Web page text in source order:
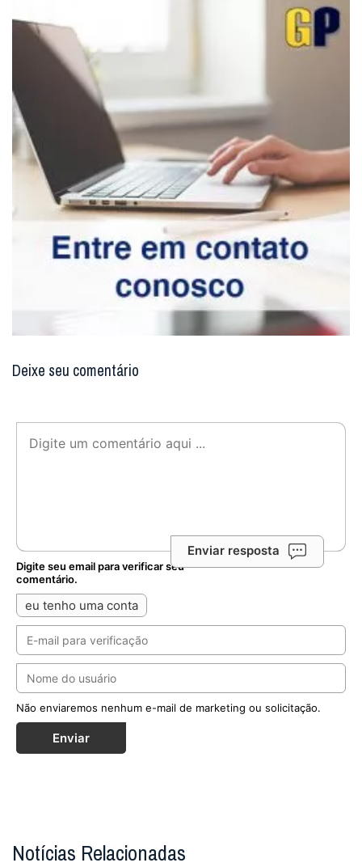
Deixe seu comentário
Enviar resposta
Digite seu email para verificar seu
comentário.
eu tenho uma conta
Não enviaremos nenhum e-mail de marketing ou solicitação.
Enviar
Notícias Relacionadas